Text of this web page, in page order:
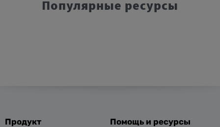
Популярные ресурсы
Продукт Помощь и ресурсы